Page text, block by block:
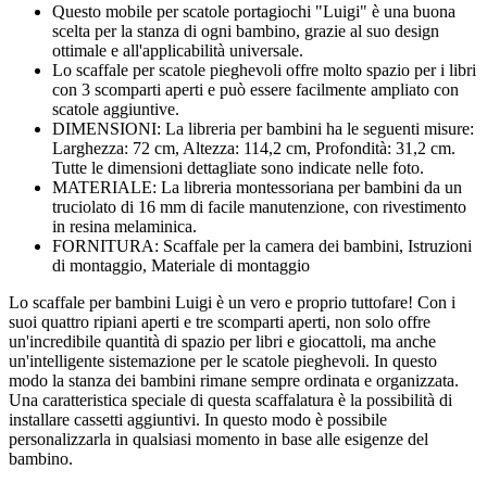
Questo mobile per scatole portagiochi "Luigi" è una buona
scelta per la stanza di ogni bambino, grazie al suo design
ottimale e all'applicabilità universale.
Lo scaffale per scatole pieghevoli offre molto spazio per i libri
con 3 scomparti aperti e può essere facilmente ampliato con
scatole aggiuntive.
DIMENSIONI: La libreria per bambini ha le seguenti misure:
Larghezza: 72 cm, Altezza: 114,2 cm, Profondità: 31,2 cm.
Tutte le dimensioni dettagliate sono indicate nelle foto.
MATERIALE: La libreria montessoriana per bambini da un
truciolato di 16 mm di facile manutenzione, con rivestimento
in resina melaminica.
FORNITURA: Scaffale per la camera dei bambini, Istruzioni
di montaggio, Materiale di montaggio
Lo scaffale per bambini Luigi è un vero e proprio tuttofare! Con i
suoi quattro ripiani aperti e tre scomparti aperti, non solo offre
un'incredibile quantità di spazio per libri e giocattoli, ma anche
un'intelligente sistemazione per le scatole pieghevoli. In questo
modo la stanza dei bambini rimane sempre ordinata e organizzata.
Una caratteristica speciale di questa scaffalatura è la possibilità di
installare cassetti aggiuntivi. In questo modo è possibile
personalizzarla in qualsiasi momento in base alle esigenze del
bambino.